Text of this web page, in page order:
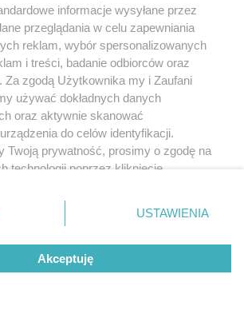
informacje wysyłane przez
przeglądania w celu zapewniania
reklam, wybór spersonalizowanych
i treści, badanie odbiorców oraz
Za zgodą Użytkownika my i Zaufani
używać dokładnych danych
oraz aktywnie skanować
do celów identyfikacji.
Twoją prywatność, prosimy o zgodę na
technologii poprzez kliknięcie
klikając przycisk ustawień prywatności
lewym dolnym rogu strony
danych nie wymagają zgody
masz prawo sprzeciwić się takiemu
będą miały zastosowanie tylko
USTAWIENIA
Akceptuję